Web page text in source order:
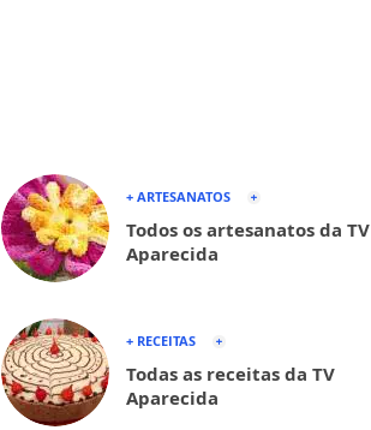
+ ARTESANATOS
Todos os artesanatos da TV
Aparecida
+ RECEITAS
Todas as receitas da TV
Aparecida